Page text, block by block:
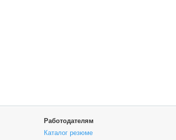
Работодателям
Каталог резюме